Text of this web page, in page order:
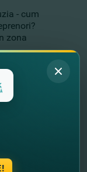
- cum
zona